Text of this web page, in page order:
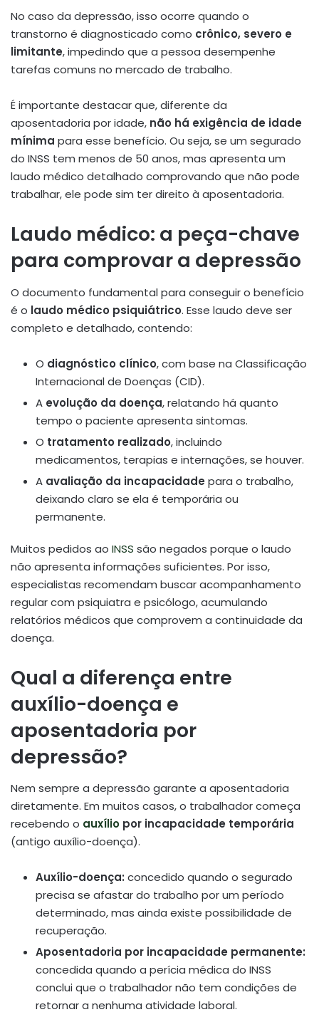
No caso da depressão, isso ocorre quando o
transtorno é diagnosticado como crônico, severo e
limitante, impedindo que a pessoa desempenhe
tarefas comuns no mercado de trabalho.
É importante destacar que, diferente da
aposentadoria por idade, não há exigência de idade
mínima para esse benefício. Ou seja, se um segurado
do INSS tem menos de 50 anos, mas apresenta um
laudo médico detalhado comprovando que não pode
trabalhar, ele pode sim ter direito à aposentadoria.
Laudo médico: a peça-chave
para comprovar a depressão
O documento fundamental para conseguir o benefício
é o laudo médico psiquiátrico. Esse laudo deve ser
completo e detalhado, contendo:
O diagnóstico clínico, com base na Classificação
Internacional de Doenças (CID).
A evolução da doença, relatando há quanto
tempo o paciente apresenta sintomas.
O tratamento realizado, incluindo
medicamentos, terapias e internações, se houver.
A avaliação da incapacidade para o trabalho,
deixando claro se ela é temporária ou
permanente.
Muitos pedidos ao INSS são negados porque o laudo
não apresenta informações suficientes. Por isso,
especialistas recomendam buscar acompanhamento
regular com psiquiatra e psicólogo, acumulando
relatórios médicos que comprovem a continuidade da
doença.
Qual a diferença entre
auxílio-doença e
aposentadoria por
depressão?
Nem sempre a depressão garante a aposentadoria
diretamente. Em muitos casos, o trabalhador começa
recebendo o auxílio por incapacidade temporária
(antigo auxílio-doença).
Auxílio-doença: concedido quando o segurado
precisa se afastar do trabalho por um período
determinado, mas ainda existe possibilidade de
recuperação.
Aposentadoria por incapacidade permanente:
concedida quando a perícia médica do INSS
conclui que o trabalhador não tem condições de
retornar a nenhuma atividade laboral.